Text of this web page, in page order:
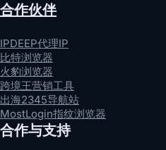
合作伙伴
IPDEEP代理IP
比特浏览器
火豹浏览器
跨境王营销工具
出海2345导航站
MostLogin指纹浏览器
合作与支持